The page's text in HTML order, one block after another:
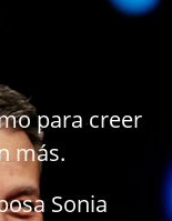
para creer
más.
Sonia